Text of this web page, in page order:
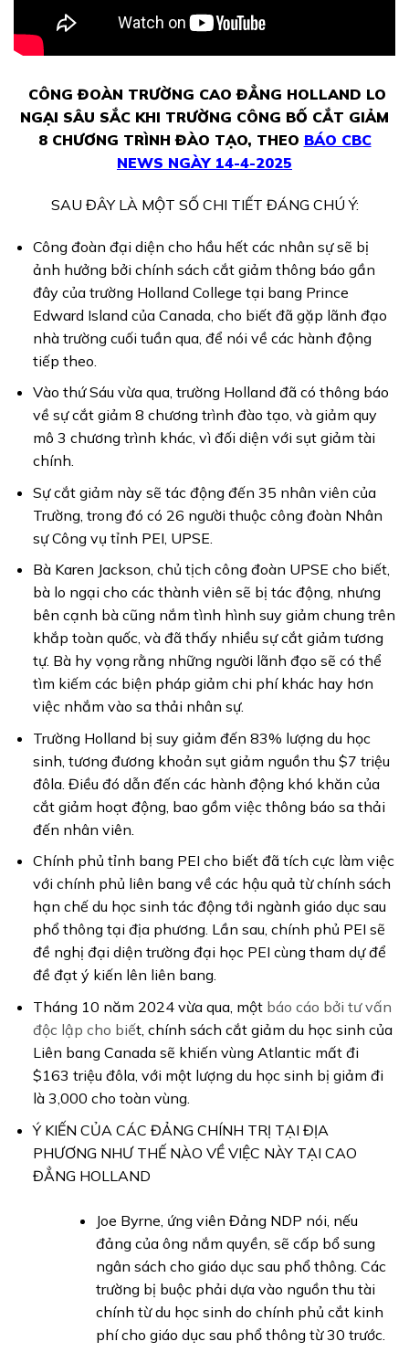
CÔNG ĐOÀN TRƯỜNG CAO ĐẲNG HOLLAND LO
NGẠI SÂU SẮC KHI TRƯỜNG CÔNG BỐ CẮT GIẢM
8 CHƯƠNG TRÌNH ĐÀO TẠO, THEO BÁO CBC
NEWS NGÀY 14-4-2025
SAU ĐÂY LÀ MỘT SỐ CHI TIẾT ĐÁNG CHÚ Ý:
Công đoàn đại diện cho hầu hết các nhân sự sẽ bị
ảnh hưởng bởi chính sách cắt giảm thông báo gần
đây của trường Holland College tại bang Prince
Edward Island của Canada, cho biết đã gặp lãnh đạo
nhà trường cuối tuần qua, để nói về các hành động
tiếp theo.
Vào thứ Sáu vừa qua, trường Holland đã có thông báo
về sự cắt giảm 8 chương trình đào tạo, và giảm quy
mô 3 chương trình khác, vì đối diện với sụt giảm tài
chính.
Sự cắt giảm này sẽ tác động đến 35 nhân viên của
Trường, trong đó có 26 người thuộc công đoàn Nhân
sự Công vụ tỉnh PEI, UPSE.
Bà Karen Jackson, chủ tịch công đoàn UPSE cho biết,
bà lo ngại cho các thành viên sẽ bị tác động, nhưng
bên cạnh bà cũng nắm tình hình suy giảm chung trên
khắp toàn quốc, và đã thấy nhiều sự cắt giảm tương
tự. Bà hy vọng rằng những người lãnh đạo sẽ có thể
tìm kiếm các biện pháp giảm chi phí khác hay hơn
việc nhắm vào sa thải nhân sự.
Trường Holland bị suy giảm đến 83% lượng du học
sinh, tương đương khoản sụt giảm nguồn thu $7 triệu
đôla. Điều đó dẫn đến các hành động khó khăn của
cắt giảm hoạt động, bao gồm việc thông báo sa thải
đến nhân viên.
Chính phủ tỉnh bang PEI cho biết đã tích cực làm việc
với chính phủ liên bang về các hậu quả từ chính sách
hạn chế du học sinh tác động tới ngành giáo dục sau
phổ thông tại địa phương. Lần sau, chính phủ PEI sẽ
đề nghị đại diện trường đại học PEI cùng tham dự để
đề đạt ý kiến lên liên bang.
Tháng 10 năm 2024 vừa qua, một báo cáo bởi tư vấn
độc lập cho biết, chính sách cắt giảm du học sinh của
Liên bang Canada sẽ khiến vùng Atlantic mất đi
$163 triệu đôla, với một lượng du học sinh bị giảm đi
là 3,000 cho toàn vùng.
Ý KIẾN CỦA CÁC ĐẢNG CHÍNH TRỊ TẠI ĐỊA
PHƯƠNG NHƯ THẾ NÀO VỀ VIỆC NÀY TẠI CAO
ĐẲNG HOLLAND
Joe Byrne, ứng viên Đảng NDP nói, nếu
đảng của ông nắm quyền, sẽ cấp bổ sung
ngân sách cho giáo dục sau phổ thông. Các
trường bị buộc phải dựa vào nguồn thu tài
chính từ du học sinh do chính phủ cắt kinh
phí cho giáo dục sau phổ thông từ 30 trước.